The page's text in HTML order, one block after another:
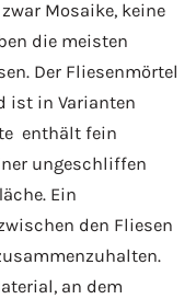
Mosaike, keine
die meisten
Der Fliesenmörtel
ist in Varianten
enthält fein
ungeschliffen
Ein
den Fliesen
an dem